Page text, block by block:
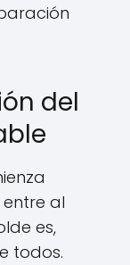
del
al
es,
todos.